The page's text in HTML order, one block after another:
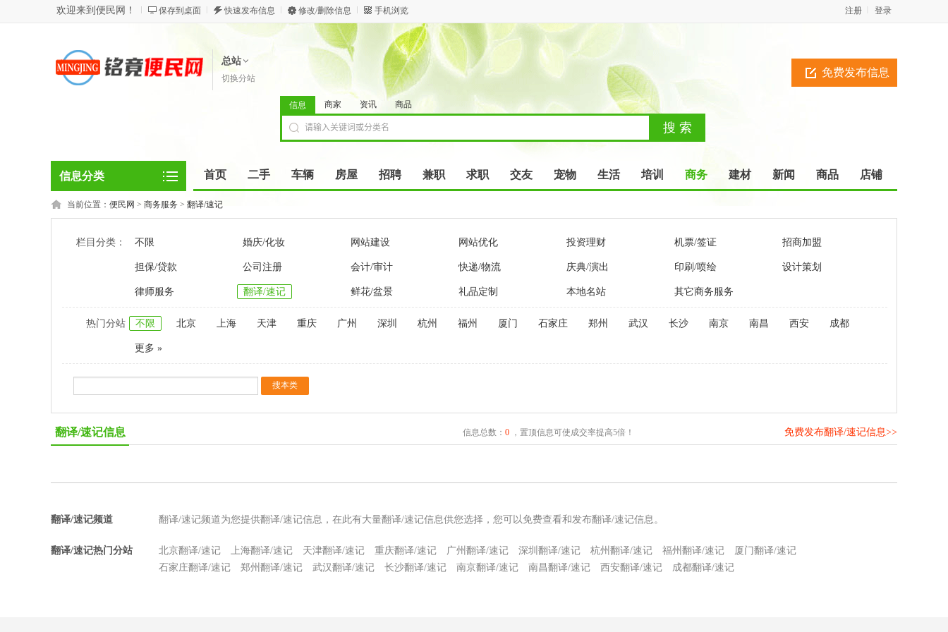
欢迎来到便民网！ 保存到桌面 快速发布信息 修改/删除信息 手机浏览 登录
注册
总站
切换分站 免费发布信息
信息 商家 资讯 商品
信息分类 首页 二手 车辆 房屋 招聘 兼职 求职 交友 宠物 生活 培训 商务 建材 新闻 商品 店铺
当前位置： 便民网 > 商务服务 > 翻译/速记
栏目分类： 不限 婚庆/化妆 网站建设 网站优化 投资理财 机票/签证 招商加盟
担保/贷款 公司注册 会计/审计 快递/物流 庆典/演出 印刷/喷绘 设计策划
律师服务 翻译/速记 鲜花/盆景 礼品定制 本地名站 其它商务服务
热门分站 不限 北京 上海 天津 重庆 广州 深圳 杭州 福州 厦门 石家庄 郑州 武汉 长沙 南京 南昌 西安 成都
更多 »
翻译/速记信息 信息总数： 0，置顶信息可使成交率提高5倍！ 免费发布翻译/速记信息>>
翻译/速记频道 翻译/速记频道为您提供翻译/速记信息，在此有大量翻译/速记信息供您选择，您可以免费查看和发布翻译/速记信息。
翻译/速记热门分站 北京翻译/速记 上海翻译/速记 天津翻译/速记 重庆翻译/速记 广州翻译/速记 深圳翻译/速记 杭州翻译/速记 福州翻译/速记
厦门翻译/速记
石家庄翻译/速记
郑州翻译/速记 武汉翻译/速记 长沙翻译/速记 南京翻译/速记 南昌翻译/速记 西安翻译/速记 成都翻译/速记